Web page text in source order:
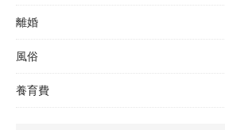
離婚
風俗
養育費